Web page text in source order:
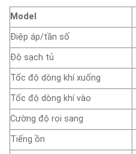
Model
Điệp áp/tần số
Độ sạch tủ
Tốc độ dòng khí xuống
Tốc độ dòng khí vào
Cường độ rọi sang
Tiếng ồn